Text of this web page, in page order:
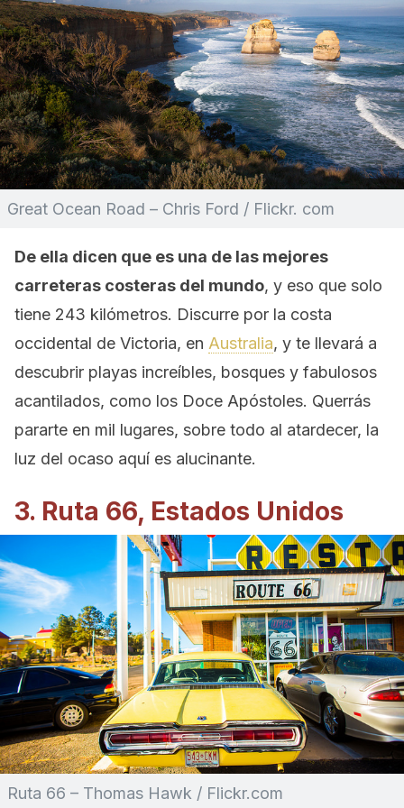
Great Ocean Road – Chris Ford / Flickr. com
De ella dicen que es una de las mejores
carreteras costeras del mundo, y eso que solo
tiene 243 kilómetros. Discurre por la costa
occidental de Victoria, en Australia, y te llevará a
descubrir playas increíbles, bosques y fabulosos
acantilados, como los Doce Apóstoles. Querrás
pararte en mil lugares, sobre todo al atardecer, la
luz del ocaso aquí es alucinante.
3. Ruta 66, Estados Unidos
Ruta 66 – Thomas Hawk / Flickr.com